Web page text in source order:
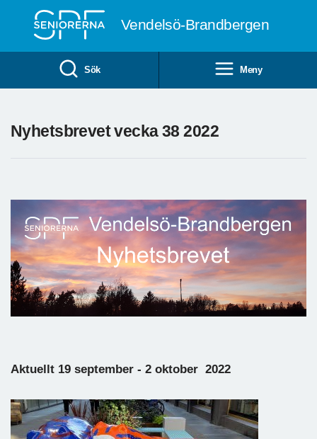
Vendelsö-Brandbergen
Sök Meny
Nyhetsbrevet vecka 38 2022
Aktuellt 19 september - 2 oktober 2022